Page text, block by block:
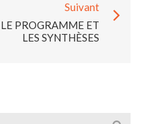
Suivant
PROGRAMME ET
LES SYNTHÈSES